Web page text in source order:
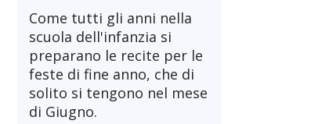
Come tutti gli anni nella
scuola dell'infanzia si
preparano le recite per le
feste di fine anno, che di
solito si tengono nel mese
di Giugno.